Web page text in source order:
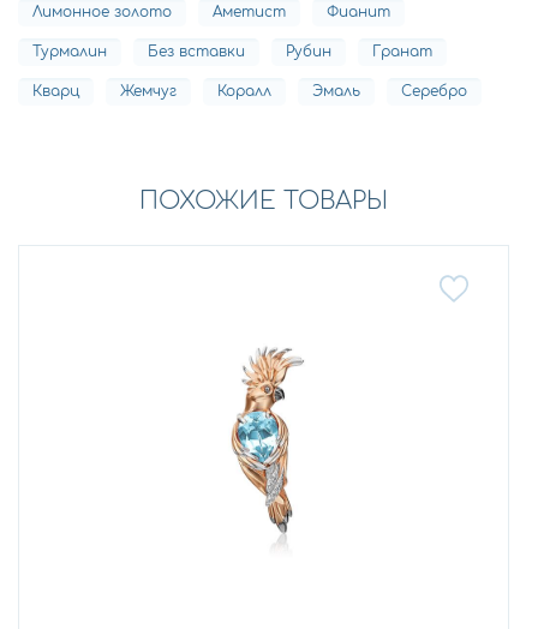
Лимонное золото Аметист Фианит
Турмалин Без вставки Рубин Гранат
Кварц Жемчуг Коралл Эмаль Серебро
ПОХОЖИЕ ТОВАРЫ